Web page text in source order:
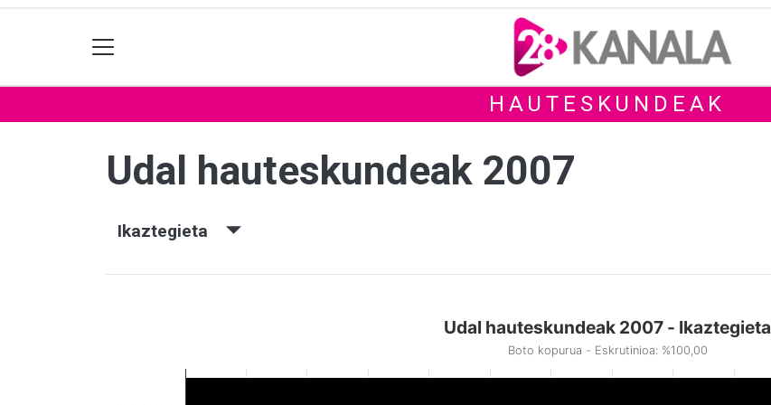
HAUTESKUNDEAK
Udal hauteskundeak 2007
Ikaztegieta
Udal hauteskundeak 2007 - Ikaztegieta
Boto kopurua - Eskrutinioa: %100,00